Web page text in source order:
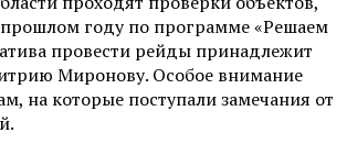
году по программе «Решаем
провести рейды принадлежит
Миронову. Особое внимание
на которые поступали замечания от